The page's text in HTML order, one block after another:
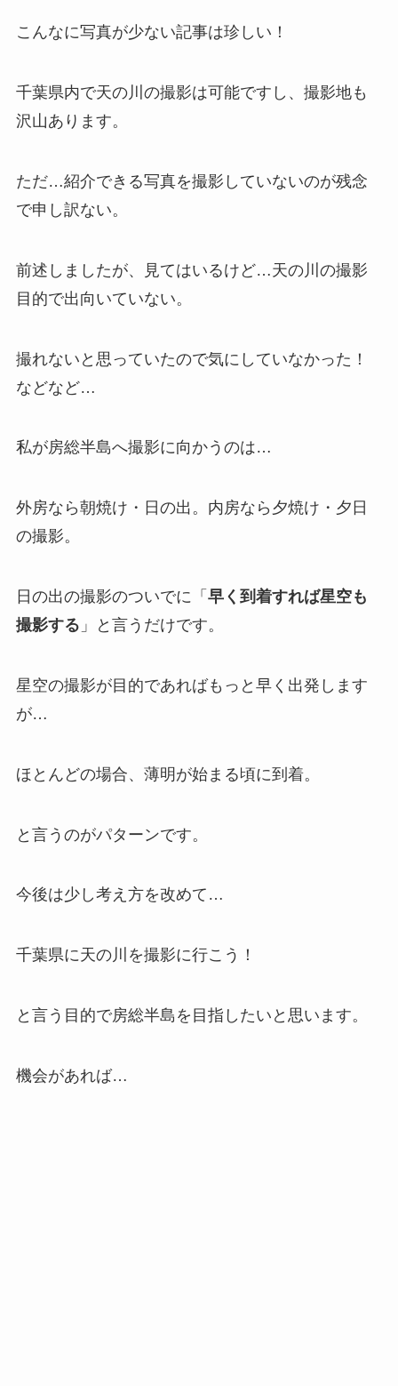
こんなに写真が少ない記事は珍しい！
千葉県内で天の川の撮影は可能ですし、撮影地も
沢山あります。
ただ…紹介できる写真を撮影していないのが残念
で申し訳ない。
前述しましたが、見てはいるけど…天の川の撮影
目的で出向いていない。
撮れないと思っていたので気にしていなかった！
などなど…
私が房総半島へ撮影に向かうのは…
外房なら朝焼け・日の出。内房なら夕焼け・夕日
の撮影。
日の出の撮影のついでに「 早く到着すれば星空も
撮影する 」と言うだけです。
星空の撮影が目的であればもっと早く出発します
が…
ほとんどの場合、薄明が始まる頃に到着。
と言うのがパターンです。
今後は少し考え方を改めて…
千葉県に天の川を撮影に行こう！
と言う目的で房総半島を目指したいと思います。
機会があれば…